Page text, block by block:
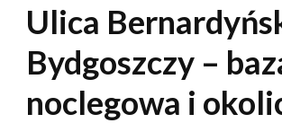
Ulica
Bydgoszczy –
noclegowa i